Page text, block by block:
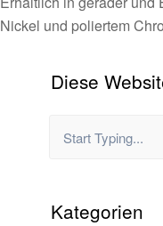
Nickel und poliertem
Diese
Kategorien